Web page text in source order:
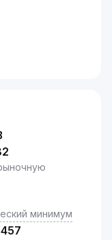
минимум